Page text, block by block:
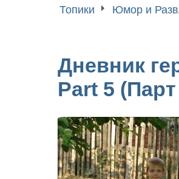
Топики Юмор и
Дневник
Part 5